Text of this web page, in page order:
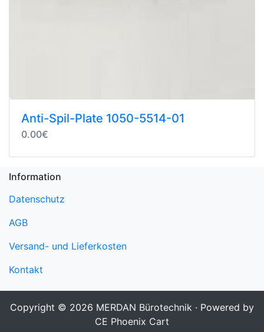
Anti-Spil-Plate 1050-5514-01
0.00€
Information
Datenschutz
AGB
Versand- und Lieferkosten
Kontakt
Copyright © 2026 MERDAN Bürotechnik · Powered by
CE Phoenix Cart